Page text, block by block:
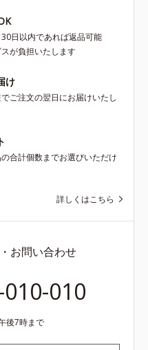
日以内であれば返品可能
が負担いたします
け
ご注文の翌日にお届けいたし
合計個数までお選びいただけ
詳しくはこちら
お問い合わせ
010
後7時まで